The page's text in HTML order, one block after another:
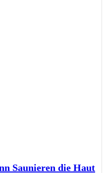
Saunieren die Haut